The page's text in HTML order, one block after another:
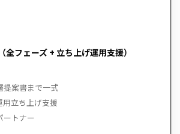
フェーズ + 立ち上げ運用支援）
提案書まで一式
用立ち上げ支援
ートナー